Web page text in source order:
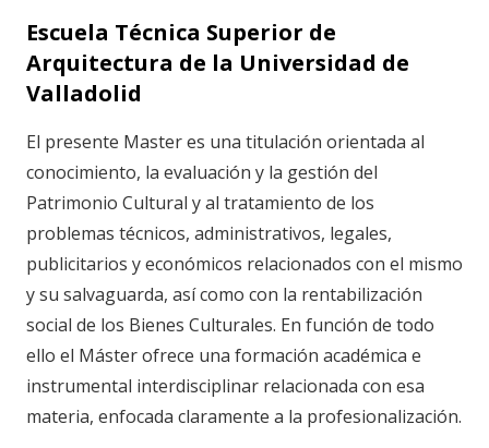
Escuela Técnica Superior de
Arquitectura de la Universidad de
Valladolid
El presente Master es una titulación orientada al
conocimiento, la evaluación y la gestión del
Patrimonio Cultural y al tratamiento de los
problemas técnicos, administrativos, legales,
publicitarios y económicos relacionados con el mismo
y su salvaguarda, así como con la rentabilización
social de los Bienes Culturales. En función de todo
ello el Máster ofrece una formación académica e
instrumental interdisciplinar relacionada con esa
materia, enfocada claramente a la profesionalización.